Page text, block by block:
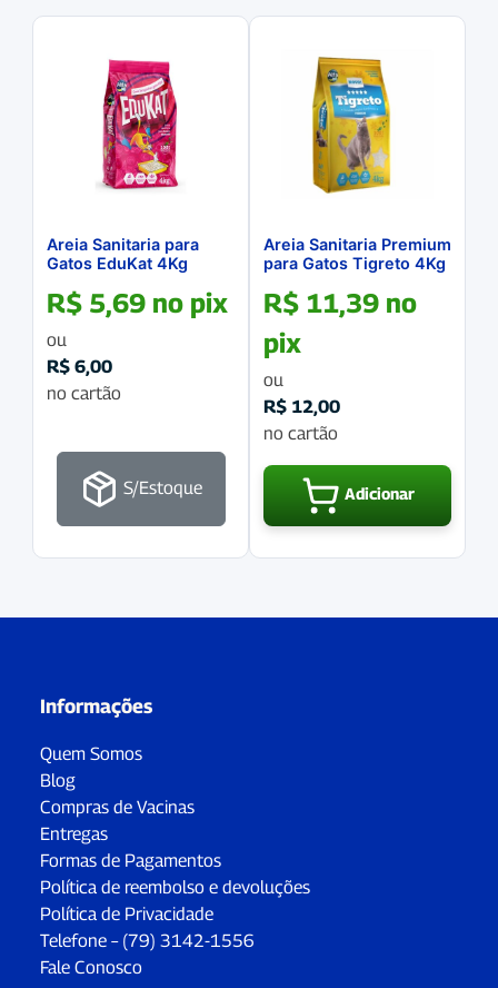
Areia Sanitaria para
Gatos EduKat 4Kg
R$ 5,69 no pix
ou
R$ 6,00
no cartão
S/Estoque
Areia Sanitaria Premium
para Gatos Tigreto 4Kg
R$ 11,39 no
pix
ou
R$ 12,00
no cartão
Adicionar
Informações
Quem Somos
Blog
Compras de Vacinas
Entregas
Formas de Pagamentos
Política de reembolso e devoluções
Política de Privacidade
Telefone – (79) 3142-1556
Fale Conosco